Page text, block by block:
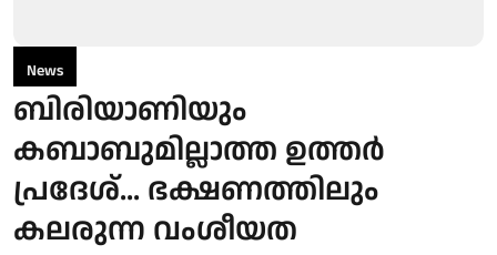
News
ബിരിയാണിയും
കബാബുമില്ലാത്ത ഉത്തർ
പ്രദേശ്... ഭക്ഷണത്തിലും
കലരുന്ന വംശീയത